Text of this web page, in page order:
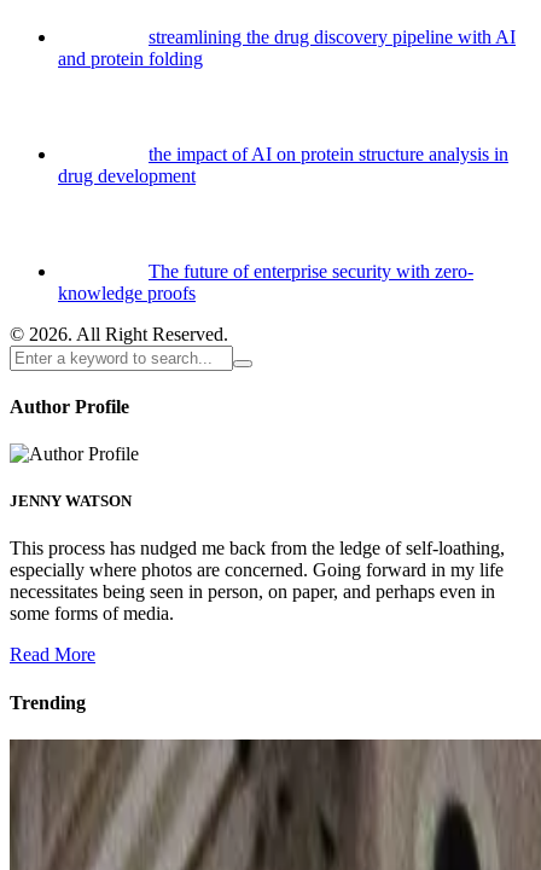
streamlining the drug discovery pipeline with AI
and protein folding
the impact of AI on protein structure analysis in
drug development
The future of enterprise security with zero-
knowledge proofs
© 2026. All Right Reserved.
Author Profile
JENNY WATSON
This process has nudged me back from the ledge of self-loathing,
especially where photos are concerned. Going forward in my life
necessitates being seen in person, on paper, and perhaps even in
some forms of media.
Read More
Trending